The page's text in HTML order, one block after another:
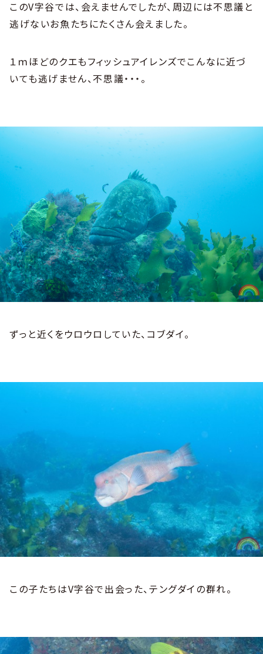
このV字谷では、会えませんでしたが、周辺には不思議と
逃げないお魚たちにたくさん会えました。
１ｍほどのクエもフィッシュアイレンズでこんなに近づ
いても逃げません、不思議・・・。
ずっと近くをウロウロしていた、コブダイ。
この子たちはV字谷で出会った、テングダイの群れ。